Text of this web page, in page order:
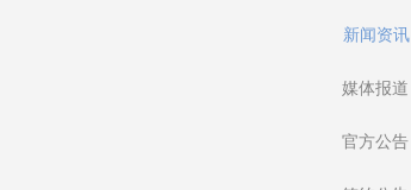
新闻资讯
媒体报道
官方公告